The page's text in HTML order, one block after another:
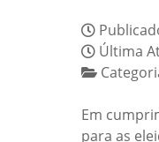
Última
Em
para as